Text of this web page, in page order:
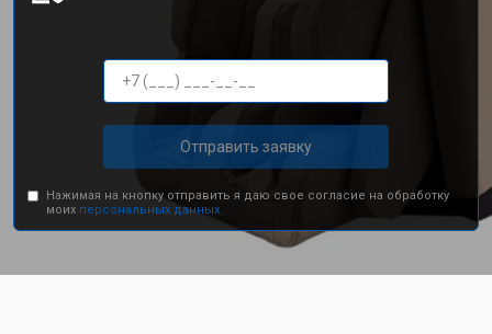
Отправить заявку
Нажимая на кнопку отправить я даю свое согласие на обработку
моих персональных данных.